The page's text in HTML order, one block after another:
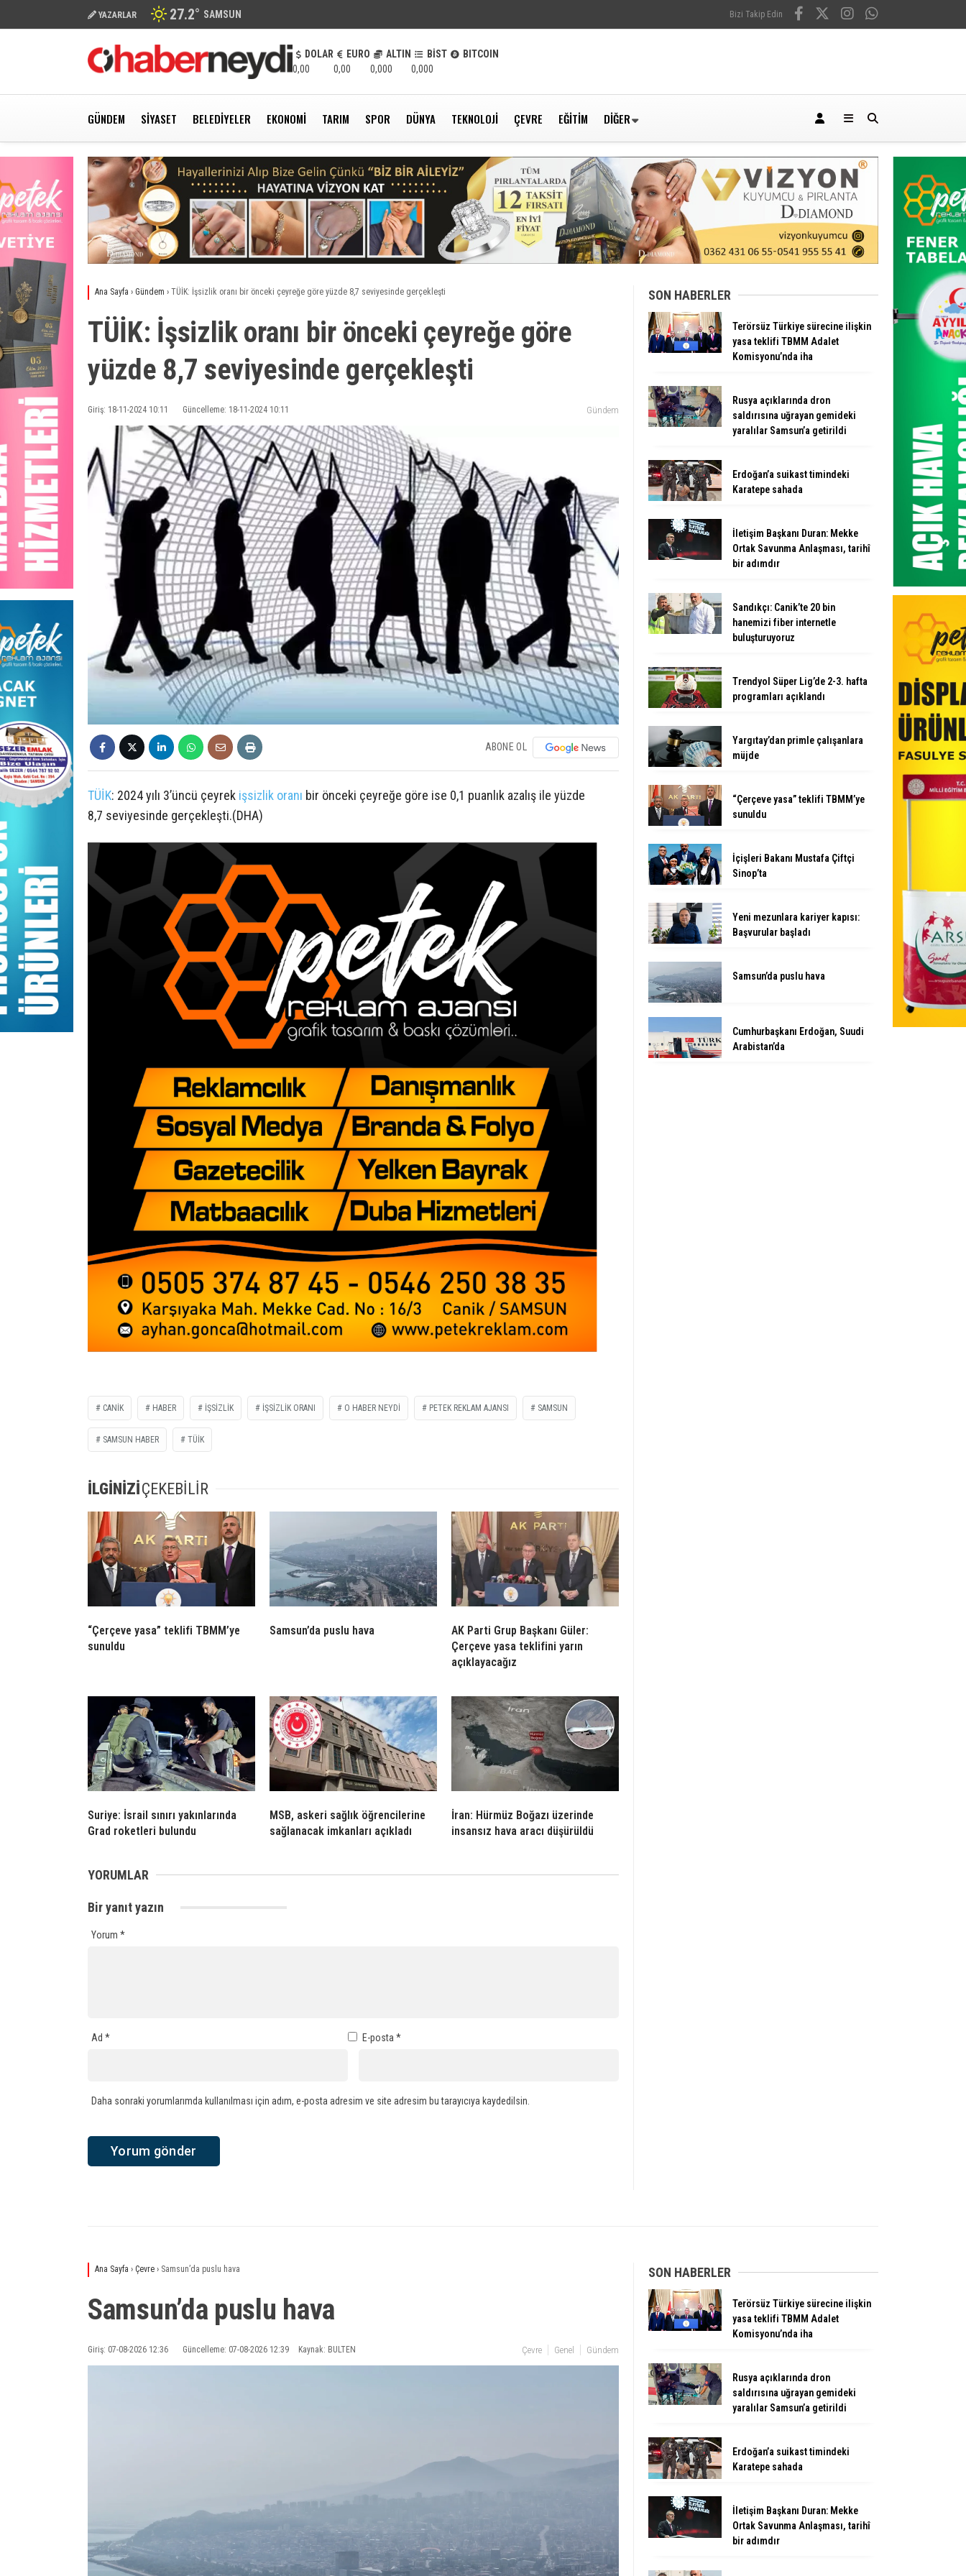
YAZARLAR 27.2° SAMSUN Bizi Takip Edin
DOLAR
0,00
EURO
0,00
ALTIN
0,000
BİST
0,000
BITCOIN
GÜNDEM SIYASET BELEDIYELER EKONOMI TARIM SPOR DÜNYA TEKNOLOJI ÇEVRE EĞITIM DIĞER
Ana Sayfa › Gündem › TÜİK: İşsizlik oranı bir önceki çeyreğe göre yüzde 8,7 seviyesinde gerçekleşti
TÜİK: İşsizlik oranı bir önceki çeyreğe göre
yüzde 8,7 seviyesinde gerçekleşti
Giriş: 18-11-2024 10:11 Güncelleme: 18-11-2024 10:11 Gündem
ABONE OL
TÜİK: 2024 yılı 3’üncü çeyrek işsizlik oranı bir önceki çeyreğe göre ise 0,1 puanlık azalış ile yüzde
8,7 seviyesinde gerçekleşti.(DHA)
CANİK HABER İŞSİZLİK İŞSİZLİK ORANI O HABER NEYDİ PETEK REKLAM AJANSI SAMSUN
SAMSUN HABER TÜİK
İLGİNİZİÇEKEBİLİR
“Çerçeve yasa” teklifi TBMM’ye
sunuldu
Samsun’da puslu hava
AK Parti Grup Başkanı Güler:
Çerçeve yasa teklifini yarın
açıklayacağız
Suriye: İsrail sınırı yakınlarında
Grad roketleri bulundu
MSB, askeri sağlık öğrencilerine
sağlanacak imkanları açıkladı
İran: Hürmüz Boğazı üzerinde
insansız hava aracı düşürüldü
YORUMLAR
Bir yanıt yazın
Yorum *
Ad * E-posta *
Daha sonraki yorumlarımda kullanılması için adım, e-posta adresim ve site adresim bu tarayıcıya kaydedilsin.
SON HABERLER
Terörsüz Türkiye sürecine ilişkin
yasa teklifi TBMM Adalet
Komisyonu’nda iha
Rusya açıklarında dron
saldırısına uğrayan gemideki
yaralılar Samsun’a getirildi
Erdoğan’a suikast timindeki
Karatepe sahada
İletişim Başkanı Duran: Mekke
Ortak Savunma Anlaşması, tarihî
bir adımdır
Sandıkçı: Canik’te 20 bin
hanemizi fiber internetle
buluşturuyoruz
Trendyol Süper Lig’de 2-3. hafta
programları açıklandı
Yargıtay’dan primle çalışanlara
müjde
“Çerçeve yasa” teklifi TBMM’ye
sunuldu
İçişleri Bakanı Mustafa Çiftçi
Sinop’ta
Yeni mezunlara kariyer kapısı:
Başvurular başladı
Samsun’da puslu hava
Cumhurbaşkanı Erdoğan, Suudi
Arabistan’da
Ana Sayfa › Çevre › Samsun’da puslu hava
Samsun’da puslu hava
Giriş: 07-08-2026 12:36 Güncelleme: 07-08-2026 12:39 Kaynak: BULTEN Çevre Genel Gündem
SON HABERLER
Terörsüz Türkiye sürecine ilişkin
yasa teklifi TBMM Adalet
Komisyonu’nda iha
Rusya açıklarında dron
saldırısına uğrayan gemideki
yaralılar Samsun’a getirildi
Erdoğan’a suikast timindeki
Karatepe sahada
İletişim Başkanı Duran: Mekke
Ortak Savunma Anlaşması, tarihî
bir adımdır